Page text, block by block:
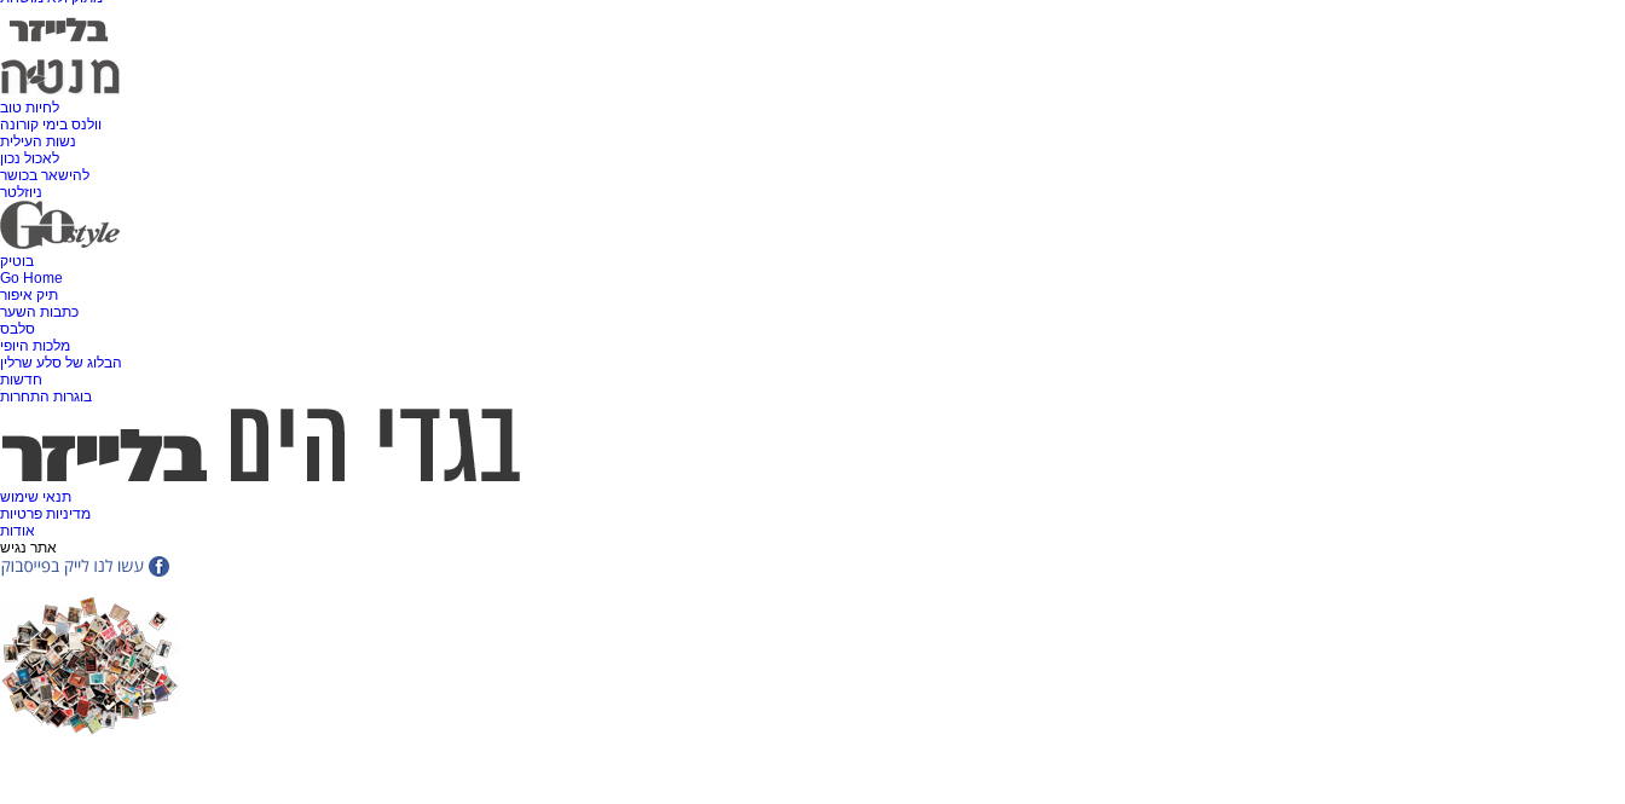
לחיות טוב
וולנס בימי קורונה
נשות העילית
לאכול נכון
להישאר בכושר
ניוזלטר
בוטיק
Go Home
תיק איפור
כתבות השער
סלבס
מלכות היופי
הבלוג של סלע שרלין
חדשות
בוגרות התחרות
תנאי שימוש
מדיניות פרטיות
אודות
אתר נגיש